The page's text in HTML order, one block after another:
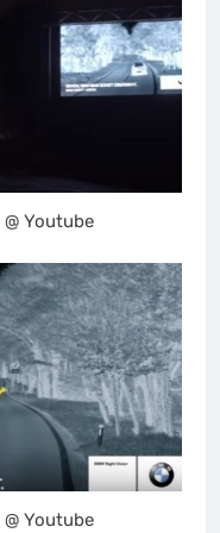
Youtube
Youtube